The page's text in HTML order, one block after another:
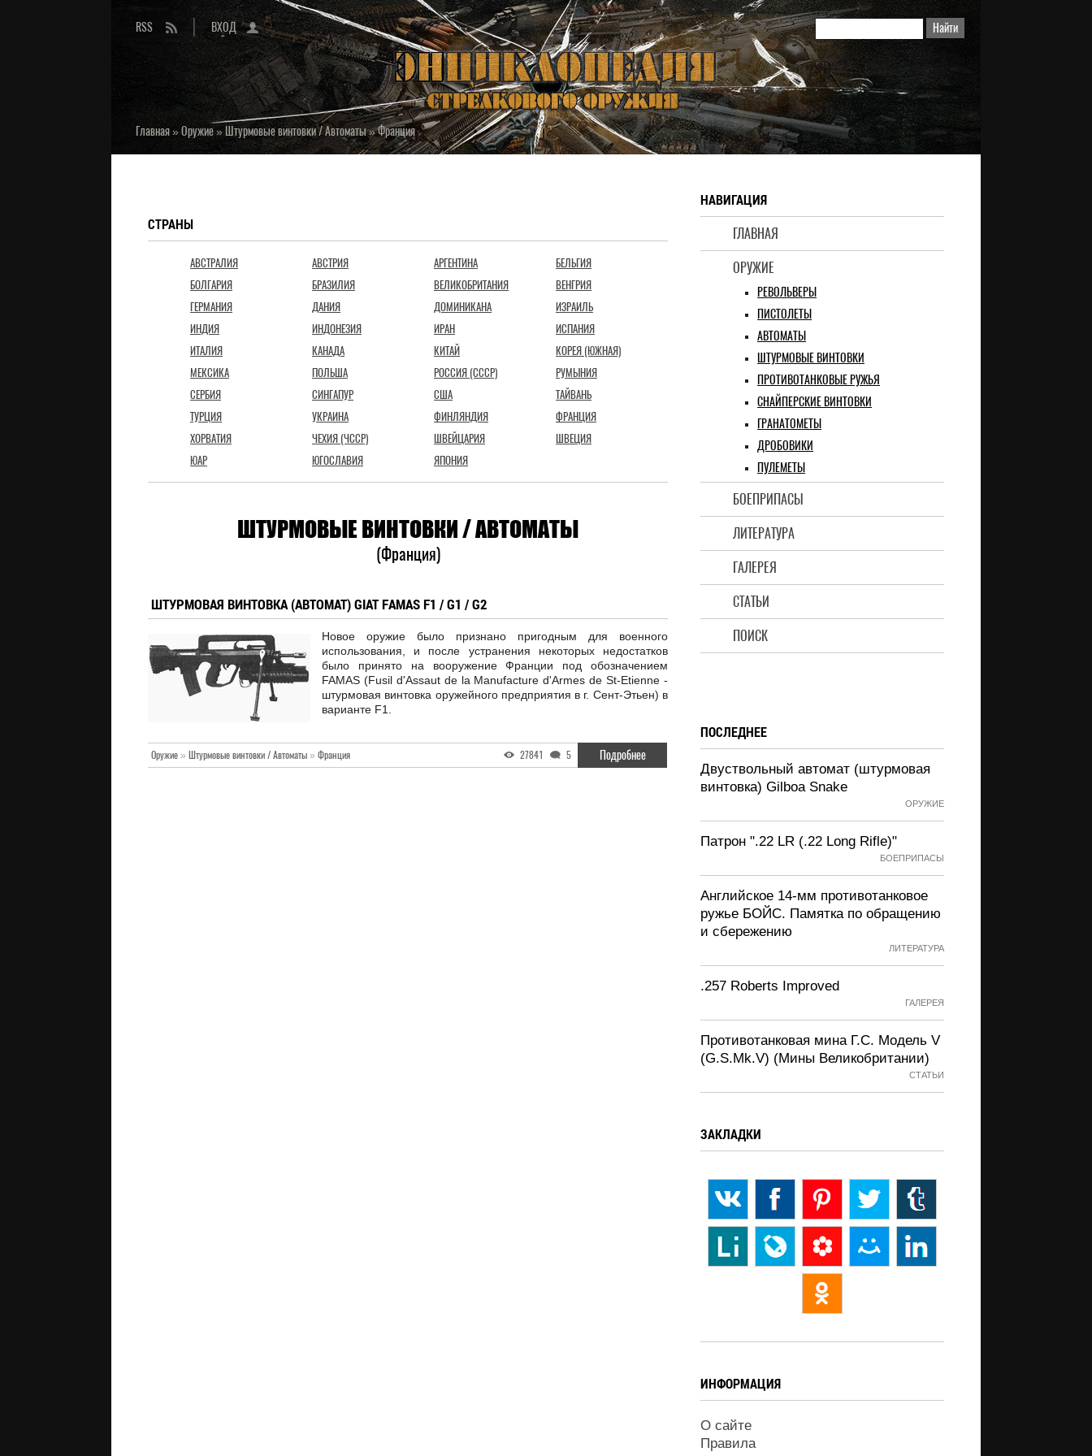
RSS ВХОД
Главная» Оружие»Штурмовые винтовки / Автоматы»Франция
НАВИГАЦИЯ
ГЛАВНАЯ
ОРУЖИЕ
РЕВОЛЬВЕРЫ
ПИСТОЛЕТЫ
АВТОМАТЫ
ШТУРМОВЫЕ ВИНТОВКИ
ПРОТИВОТАНКОВЫЕ РУЖЬЯ
СНАЙПЕРСКИЕ ВИНТОВКИ
ГРАНАТОМЕТЫ
ДРОБОВИКИ
ПУЛЕМЕТЫ
БОЕПРИПАСЫ
ЛИТЕРАТУРА
ГАЛЕРЕЯ
СТАТЬИ
ПОИСК
СТРАНЫ
АВСТРАЛИЯ АВСТРИЯ АРГЕНТИНА
БЕЛЬГИЯ
БОЛГАРИЯ
БРАЗИЛИЯ ВЕЛИКОБРИТАНИЯ
ВЕНГРИЯ
ГЕРМАНИЯ
ДАНИЯ ДОМИНИКАНА
ИЗРАИЛЬ
ИНДИЯ
ИНДОНЕЗИЯ ИРАН
ИСПАНИЯ
ИТАЛИЯ
КАНАДА КИТАЙ
КОРЕЯ (ЮЖНАЯ)
МЕКСИКА
ПОЛЬША РОССИЯ (СССР)
РУМЫНИЯ
СЕРБИЯ
СИНГАПУР США
ТАЙВАНЬ
ТУРЦИЯ
УКРАИНА ФИНЛЯНДИЯ
ФРАНЦИЯ
ХОРВАТИЯ
ЧЕХИЯ (ЧССР) ШВЕЙЦАРИЯ
ШВЕЦИЯ
ЮАР
ЮГОСЛАВИЯ ЯПОНИЯ
ШТУРМОВЫЕ ВИНТОВКИ / АВТОМАТЫ
(Франция)
ШТУРМОВАЯ ВИНТОВКА (АВТОМАТ) GIAT FAMAS F1 / G1 / G2
Новое оружие было признано пригодным для военного
использования, и после устранения некоторых недостатков
было принято на вооружение Франции под обозначением
FAMAS (Fusil d'Assaut de la Manufacture d'Armes de St-Etienne -
штурмовая винтовка оружейного предприятия в г. Сент-Этьен) в
варианте F1.
Оружие» Штурмовые винтовки / Автоматы» Франция 27841 5 Подробнее
ПОСЛЕДНЕЕ
Двуствольный автомат (штурмовая
винтовка) Gilboa Snake
ОРУЖИЕ
Патрон ".22 LR (.22 Long Rifle)"
БОЕПРИПАСЫ
Английское 14-мм противотанковое
ружье БОЙС. Памятка по обращению
и сбережению
ЛИТЕРАТУРА
.257 Roberts Improved
ГАЛЕРЕЯ
Противотанковая мина Г.С. Модель V
(G.S.Mk.V) (Мины Великобритании)
СТАТЬИ
ЗАКЛАДКИ
ИНФОРМАЦИЯ
О сайте
Правила